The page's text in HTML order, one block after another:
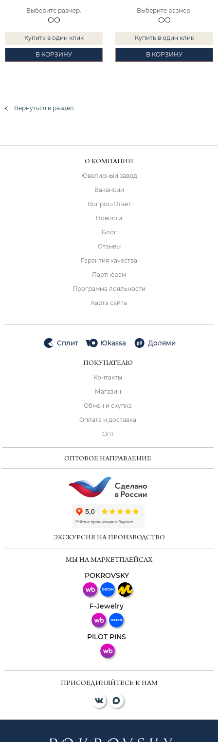
Выберите размер:
Купить в один клик
В КОРЗИНУ
Выберите размер:
Купить в один клик
В КОРЗИНУ
Вернуться в раздел
О КОМПАНИИ
Ювелирный завод
Вакансии
Вопрос-Ответ
Новости
Блог
Отзывы
Гарантия качества
Партнёрам
Программа лояльности
Карта сайта
Сплит Юkassa Долями
ПОКУПАТЕЛЮ
Контакты
Магазин
Обмен и скупка
Оплата и доставка
Опт
ОПТОВОЕ НАПРАВЛЕНИЕ
ЭКСКУРСИЯ НА ПРОИЗВОДСТВО
МЫ НА МАРКЕТПЛЕЙСАХ
POKROVSKY
F-Jewelry
PILOT PINS
ПРИСОЕДИНЯЙТЕСЬ К НАМ